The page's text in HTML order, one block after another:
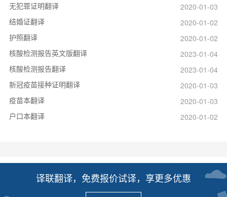
无犯罪证明翻译
2020-01-03
结婚证翻译
2020-01-02
护照翻译
2020-01-02
核酸检测报告英文版翻译
2023-01-04
核酸检测报告翻译
2023-01-04
新冠疫苗接种证明翻译
2020-01-03
疫苗本翻译
2020-01-03
户口本翻译
2020-01-02
译联翻译，免费报价试译，享更多优惠